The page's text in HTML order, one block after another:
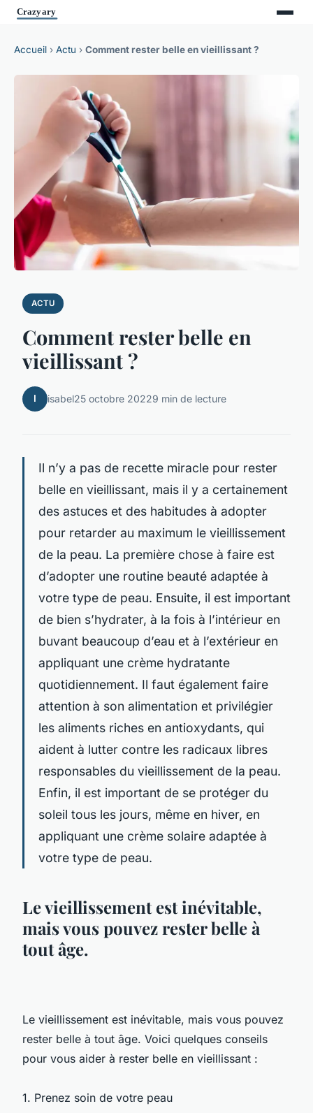
Accueil › Actu › Comment rester belle en vieillissant ?
ACTU
Comment rester belle en
vieillissant ?
I isabel25 octobre 20229 min de lecture
Il n’y a pas de recette miracle pour rester
belle en vieillissant, mais il y a certainement
des astuces et des habitudes à adopter
pour retarder au maximum le vieillissement
de la peau. La première chose à faire est
d’adopter une routine beauté adaptée à
votre type de peau. Ensuite, il est important
de bien s’hydrater, à la fois à l’intérieur en
buvant beaucoup d’eau et à l’extérieur en
appliquant une crème hydratante
quotidiennement. Il faut également faire
attention à son alimentation et privilégier
les aliments riches en antioxydants, qui
aident à lutter contre les radicaux libres
responsables du vieillissement de la peau.
Enfin, il est important de se protéger du
soleil tous les jours, même en hiver, en
appliquant une crème solaire adaptée à
votre type de peau.
Le vieillissement est inévitable,
mais vous pouvez rester belle à
tout âge.
Le vieillissement est inévitable, mais vous pouvez
rester belle à tout âge. Voici quelques conseils
pour vous aider à rester belle en vieillissant :
1. Prenez soin de votre peau